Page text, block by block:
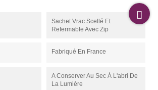
Sachet Vrac Scellé Et
Refermable Avec Zip
Fabriqué En France
A Conserver Au Sec À L'abri De
La Lumière